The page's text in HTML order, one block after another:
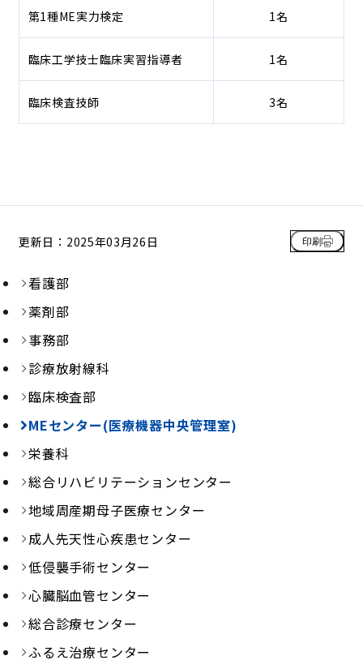
第1種ME実力検定 1名
臨床工学技士臨床実習指導者 1名
臨床検査技師 3名
更新日：2025年03月26日 印刷
看護部
薬剤部
事務部
診療放射線科
臨床検査部
MEセンター(医療機器中央管理室)
栄養科
総合リハビリテーションセンター
地域周産期母子医療センター
成人先天性心疾患センター
低侵襲手術センター
心臓脳血管センター
総合診療センター
ふるえ治療センター